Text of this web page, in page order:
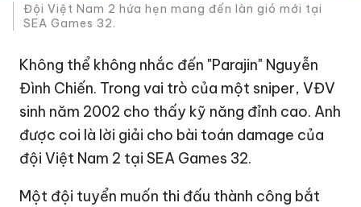
Đội Việt Nam 2 hứa hẹn mang đến làn gió mới tại
SEA Games 32.
Không thể không nhắc đến "Parajin" Nguyễn
Đình Chiến. Trong vai trò của một sniper, VĐV
sinh năm 2002 cho thấy kỹ năng đỉnh cao. Anh
được coi là lời giải cho bài toán damage của
đội Việt Nam 2 tại SEA Games 32.
Một đội tuyển muốn thi đấu thành công bắt